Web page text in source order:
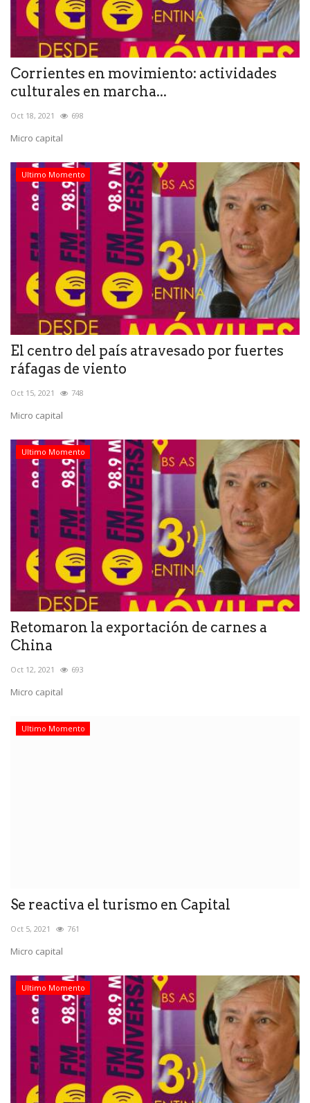
Corrientes en movimiento: actividades
culturales en marcha...
Oct 18, 2021 698
Micro capital
Ultimo Momento
El centro del país atravesado por fuertes
ráfagas de viento
Oct 15, 2021 748
Micro capital
Ultimo Momento
Retomaron la exportación de carnes a
China
Oct 12, 2021 693
Micro capital
Ultimo Momento
Se reactiva el turismo en Capital
Oct 5, 2021 761
Micro capital
Ultimo Momento